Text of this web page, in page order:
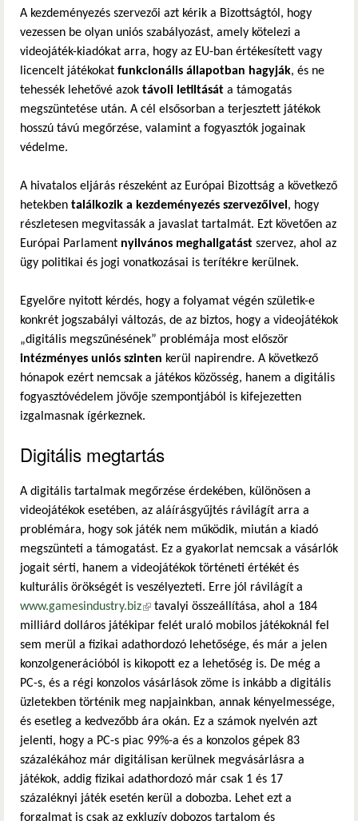
A kezdeményezés szervezői azt kérik a Bizottságtól, hogy
vezessen be olyan uniós szabályozást, amely kötelezi a
videojáték-kiadókat arra, hogy az EU-ban értékesített vagy
licencelt játékokat funkcionális állapotban hagyják, és ne
tehessék lehetővé azok távoli letiltását a támogatás
megszüntetése után. A cél elsősorban a terjesztett játékok
hosszú távú megőrzése, valamint a fogyasztók jogainak
védelme.
A hivatalos eljárás részeként az Európai Bizottság a következő
hetekben találkozik a kezdeményezés szervezőivel , hogy
részletesen megvitassák a javaslat tartalmát. Ezt követően az
Európai Parlament nyilvános meghallgatást szervez, ahol az
ügy politikai és jogi vonatkozásai is terítékre kerülnek.
Egyelőre nyitott kérdés, hogy a folyamat végén születik-e
konkrét jogszabályi változás, de az biztos, hogy a videojátékok
„digitális megszűnésének” problémája most először
intézményes uniós szinten kerül napirendre. A következő
hónapok ezért nemcsak a játékos közösség, hanem a digitális
fogyasztóvédelem jövője szempontjából is kifejezetten
izgalmasnak ígérkeznek.
Digitális megtartás
A digitális tartalmak megőrzése érdekében, különösen a
videojátékok esetében, az aláírásgyűjtés rávilágít arra a
problémára, hogy sok játék nem működik, miután a kiadó
megszünteti a támogatást. Ez a gyakorlat nemcsak a vásárlók
jogait sérti, hanem a videojátékok történeti értékét és
kulturális örökségét is veszélyezteti. Erre jól rávilágít a
www.gamesindustry.biz(külső hivatkozás)
tavalyi összeállítása, ahol a 184
milliárd dolláros játékipar felét uraló mobilos játékoknál fel
sem merül a fizikai adathordozó lehetősége, és már a jelen
konzolgenerációból is kikopott ez a lehetőség is. De még a
PC-s, és a régi konzolos vásárlások zöme is inkább a digitális
üzletekben történik meg napjainkban, annak kényelmessége,
és esetleg a kedvezőbb ára okán. Ez a számok nyelvén azt
jelenti, hogy a PC-s piac 99%-a és a konzolos gépek 83
százalékához már digitálisan kerülnek megvásárlásra a
játékok, addig fizikai adathordozó már csak 1 és 17
százaléknyi játék esetén kerül a dobozba. Lehet ezt a
forgalmat is csak az exkluzív dobozos tartalom és